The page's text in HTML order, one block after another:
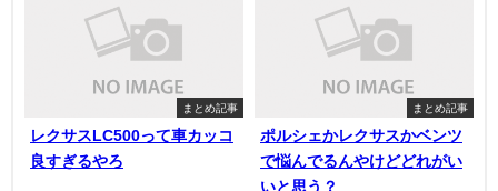
まとめ記事
レクサスLC500って車カッコ
良すぎるやろ
まとめ記事
ポルシェかレクサスかベンツ
で悩んでるんやけどどれがい
いと思う？